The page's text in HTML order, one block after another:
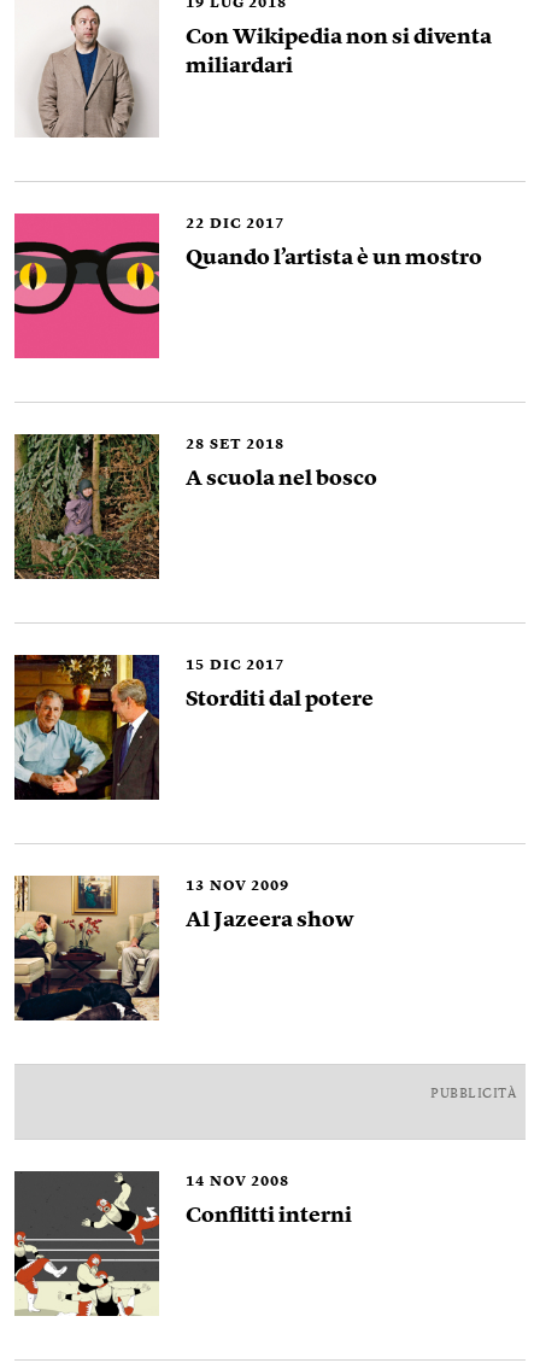
19 LUG 2018
Con Wikipedia non si diventa
miliardari
22 DIC 2017
Quando l’artista è un mostro
28 SET 2018
A scuola nel bosco
15 DIC 2017
Storditi dal potere
13 NOV 2009
Al Jazeera show
PUBBLICITÀ
14 NOV 2008
Conflitti interni